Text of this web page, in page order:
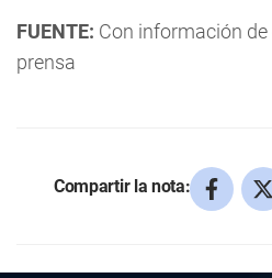
FUENTE: Con información
prensa
Compartir la nota: